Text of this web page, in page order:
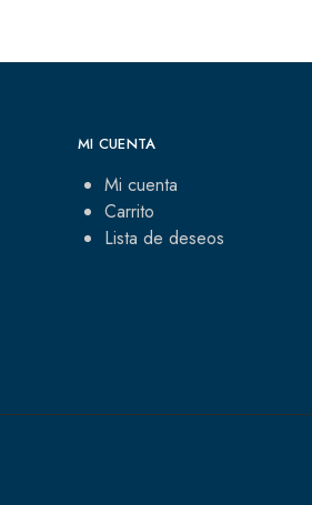
MI CUENTA
Mi cuenta
Carrito
Lista de deseos